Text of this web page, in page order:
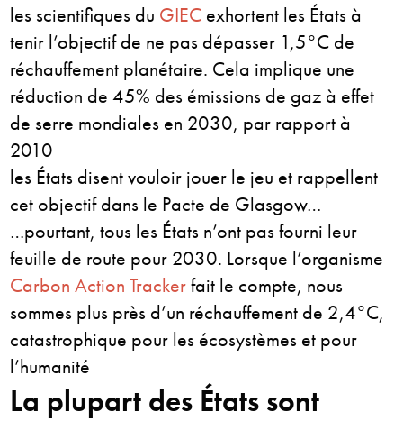
les scientifiques du GIEC exhortent les États à
tenir l’objectif de ne pas dépasser 1,5°C de
réchauffement planétaire. Cela implique une
réduction de 45% des émissions de gaz à effet
de serre mondiales en 2030, par rapport à
2010
les États disent vouloir jouer le jeu et rappellent
cet objectif dans le Pacte de Glasgow…
…pourtant, tous les États n’ont pas fourni leur
feuille de route pour 2030. Lorsque l’organisme
Carbon Action Trackerfait le compte, nous
sommes plus près d’un réchauffement de 2,4°C,
catastrophique pour les écosystèmes et pour
l’humanité
La plupart des États sont